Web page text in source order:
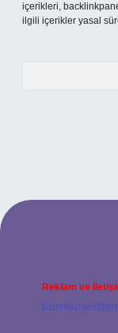
içerikleri,
ilgili içerikler yasal
Reklam ve